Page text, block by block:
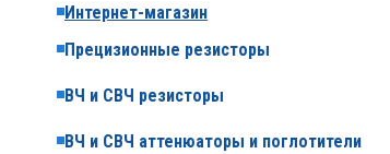
Интернет-магазин
Прецизионные резисторы
ВЧ и СВЧ резисторы
ВЧ и СВЧ аттенюаторы и поглотители